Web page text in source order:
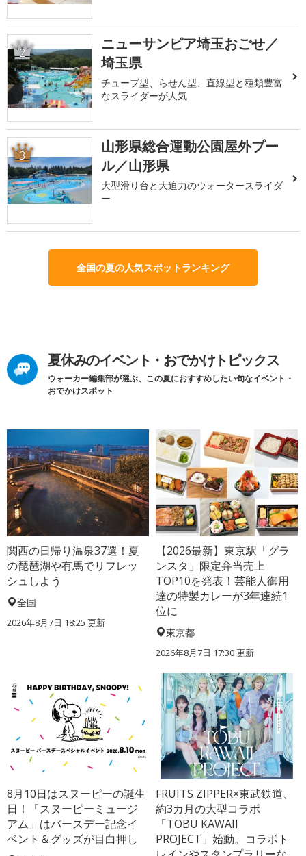
2
ニューサンピア埼玉おごせ／
埼玉県
チューブ型、らせん型、直線型と種類豊富
なスライダーが人気
3
山形県総合運動公園屋外プー
ル／山形県
大型滑り台と大迫力のウォータースライダ
ー
全国の夏の人気スポットランキング
夏休みのイベント・おでかけトピックス
ウォーカー編集部が選ぶ、この夏におすすめしたい旬なイベント・
おでかけスポット
関西の日帰り温泉37選！夏
の琵琶湖や有馬でリフレッ
シュしよう
全国
2026年8月7日 18:25 更新
【2026最新】東京駅「グラ
ンスタ」限定弁当売上
TOP10を発表！芸能人御用
達の特製カレーが3年連続1
位に
東京都
2026年8月7日 17:30更新
8月10日はスヌーピーの誕生
日！「スヌーピーミュージ
アム」はバースデー記念イ
ベント＆グッズが目白押し
FRUITS ZIPPER×東武鉄道、
約3カ月の大型コラボ
「TOBU KAWAII
PROJECT」始動。コラボト